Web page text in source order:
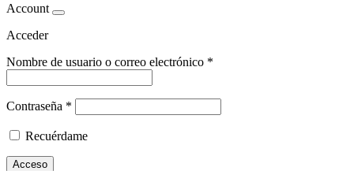
Account
Acceder
Nombre de usuario o correo electrónico *
Contraseña *
Recuérdame
Acceso